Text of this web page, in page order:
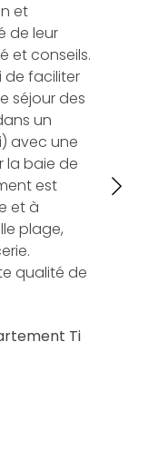
et
de leur
et conseils.
de faciliter
séjour des
un
avec une
la baie de
est
et à
plage,
qualité de
Ti